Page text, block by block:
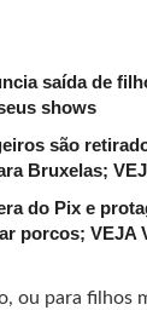
saída de
shows
são
Bruxelas;
do Pix e
porcos; VEJA
ou para filhos